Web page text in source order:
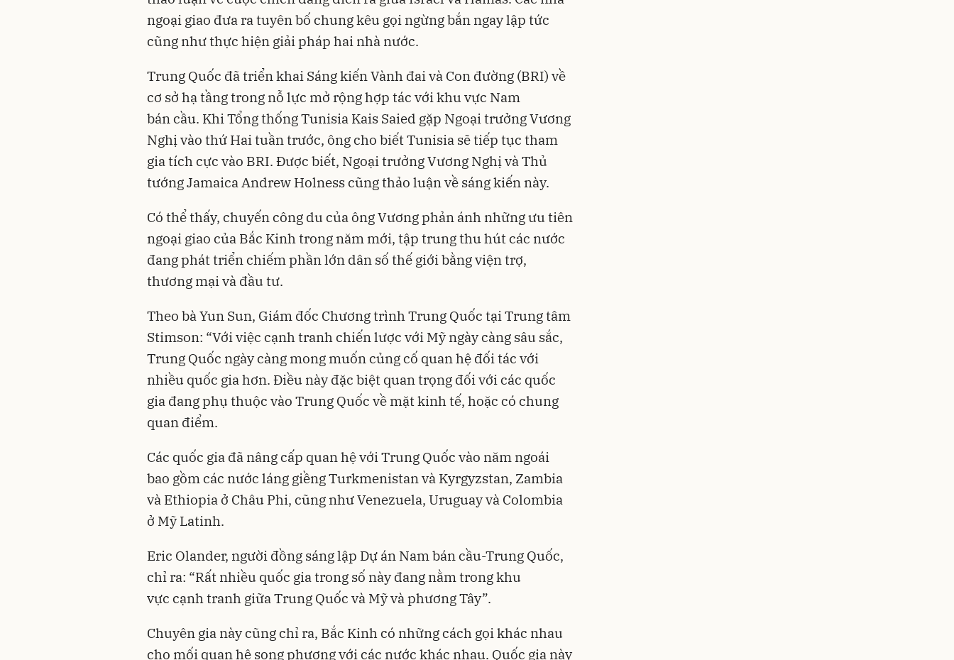
ngoại giao đưa ra tuyên bố chung kêu gọi ngừng bắn ngay lập tức
cũng như thực hiện giải pháp hai nhà nước.
Trung Quốc đã triển khai Sáng kiến Vành đai và Con đường (BRI) về
cơ sở hạ tầng trong nỗ lực mở rộng hợp tác với khu vực Nam
bán cầu. Khi Tổng thống Tunisia Kais Saied gặp Ngoại trưởng Vương
Nghị vào thứ Hai tuần trước, ông cho biết Tunisia sẽ tiếp tục tham
gia tích cực vào BRI. Được biết, Ngoại trưởng Vương Nghị và Thủ
tướng Jamaica Andrew Holness cũng thảo luận về sáng kiến này.
Có thể thấy, chuyến công du của ông Vương phản ánh những ưu tiên
ngoại giao của Bắc Kinh trong năm mới, tập trung thu hút các nước
đang phát triển chiếm phần lớn dân số thế giới bằng viện trợ,
thương mại và đầu tư.
Theo bà Yun Sun, Giám đốc Chương trình Trung Quốc tại Trung tâm
Stimson: “Với việc cạnh tranh chiến lược với Mỹ ngày càng sâu sắc,
Trung Quốc ngày càng mong muốn củng cố quan hệ đối tác với
nhiều quốc gia hơn. Điều này đặc biệt quan trọng đối với các quốc
gia đang phụ thuộc vào Trung Quốc về mặt kinh tế, hoặc có chung
quan điểm.
Các quốc gia đã nâng cấp quan hệ với Trung Quốc vào năm ngoái
bao gồm các nước láng giềng Turkmenistan và Kyrgyzstan, Zambia
và Ethiopia ở Châu Phi, cũng như Venezuela, Uruguay và Colombia
ở Mỹ Latinh.
Eric Olander, người đồng sáng lập Dự án Nam bán cầu-Trung Quốc,
chỉ ra: “Rất nhiều quốc gia trong số này đang nằm trong khu
vực cạnh tranh giữa Trung Quốc và Mỹ và phương Tây”.
Chuyên gia này cũng chỉ ra, Bắc Kinh có những cách gọi khác nhau
cho mối quan hệ song phương với các nước khác nhau. Quốc gia này